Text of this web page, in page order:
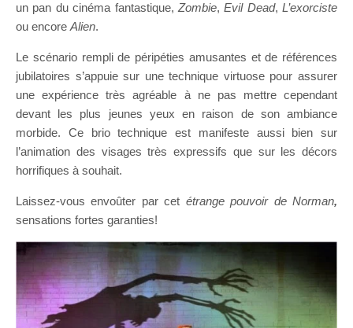
un pan du cinéma fantastique, Zombie,Evil Dead, L’exorciste
ou encore Alien.
Le scénario rempli de péripéties amusantes et de références
jubilatoires s’appuie sur une technique virtuose pour assurer
une expérience très agréable à ne pas mettre cependant
devant les plus jeunes yeux en raison de son ambiance
morbide. Ce brio technique est manifeste aussi bien sur
l’animation des visages très expressifs que sur les décors
horrifiques à souhait.
Laissez-vous envoûter par cet étrange pouvoir de Norman,
sensations fortes garanties!